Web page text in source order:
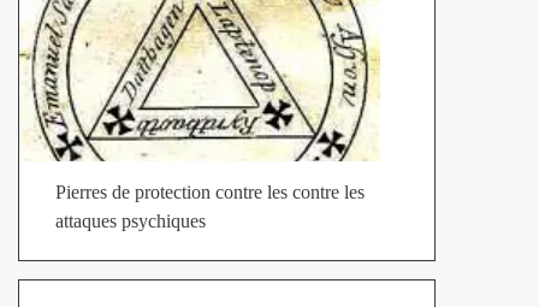
Pierres de protection contre les contre les
attaques psychiques